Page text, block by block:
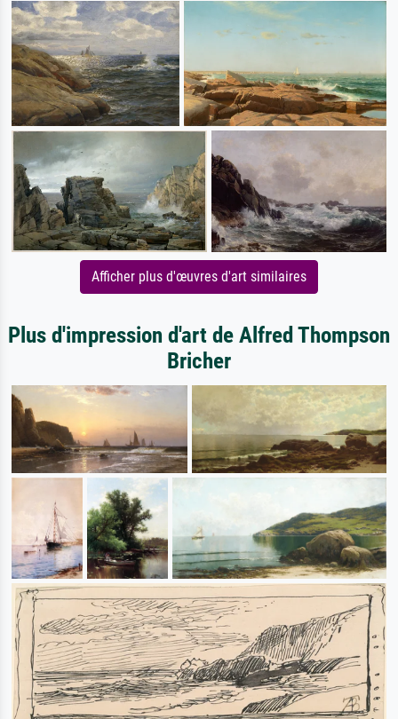
Afficher plus d'œuvres d'art similaires
Plus d'impression d'art de Alfred Thompson
Bricher